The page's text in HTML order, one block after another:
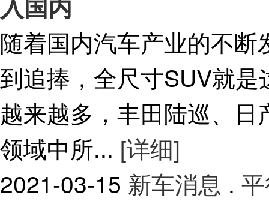
随着国内汽车产业的不
到追捧，全尺寸SUV就
越来越多，丰田陆巡、
领域中所... [详细]
2021-03-15 新车消息 .